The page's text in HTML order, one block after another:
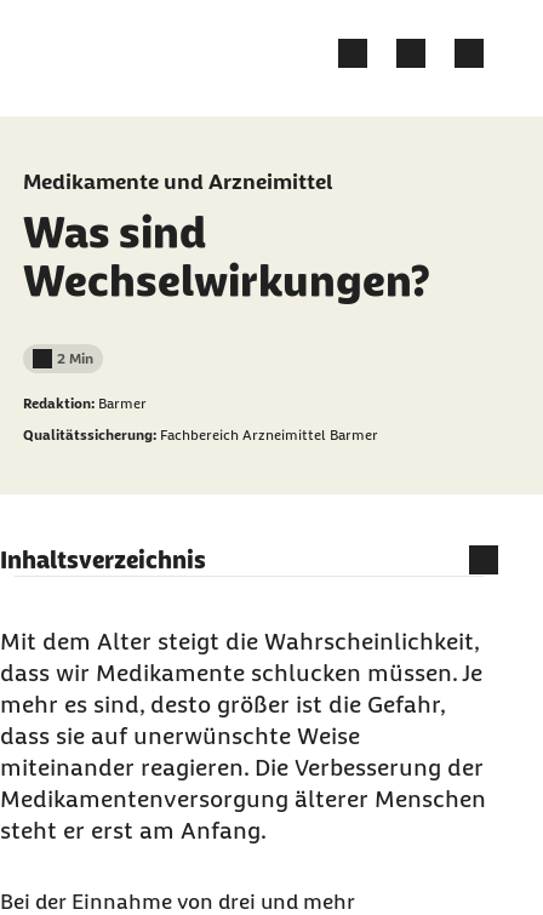
Medikamente und Arzneimittel
Was sind
Wechselwirkungen?
Lesedauer weniger als
2 Min
Redaktion: Barmer
Qualitätssicherung: Fachbereich Arzneimittel Barmer
Inhaltsverzeichnis
Mit dem Alter steigt die Wahrscheinlichkeit,
dass wir Medikamente schlucken müssen. Je
mehr es sind, desto größer ist die Gefahr,
dass sie auf unerwünschte Weise
miteinander reagieren. Die Verbesserung der
Medikamentenversorgung älterer Menschen
steht er erst am Anfang.
Bei der Einnahme von drei und mehr